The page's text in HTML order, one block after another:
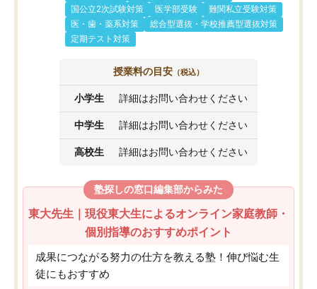
国公立2次試験対策
医学部受験
難関私立受験対策
医・歯・薬系対策
総合型選抜・学校推薦型選抜対策
定期テスト対策
授業料の目安 （税込）
小学生 詳細はお問い合わせください
中学生 詳細はお問い合わせください
高校生 詳細はお問い合わせください
塾探しの窓口編集部からみた
東大先生｜現役東大生によるオンライン家庭教師・
個別指導のおすすめポイント
成果につながる努力の仕方を教える塾！伸び悩む生
徒にもおすすめ